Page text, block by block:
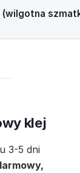
(wilgotna
klej
3-5 dni